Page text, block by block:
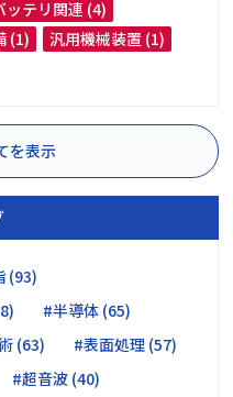
ッテリ関連 (4)
(1)
汎用機械装置 (1)
を表示
(93)
#半導体 (65)
(63)
#表面処理 (57)
#超音波 (40)